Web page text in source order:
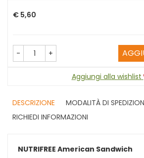
Prezzo
€ 5,60
- +
Aggiungi alla wishlist
DESCRIZIONE
MODALITÀ DI
RICHIEDI INFORMAZIONI
NUTRIFREE American Sandwich